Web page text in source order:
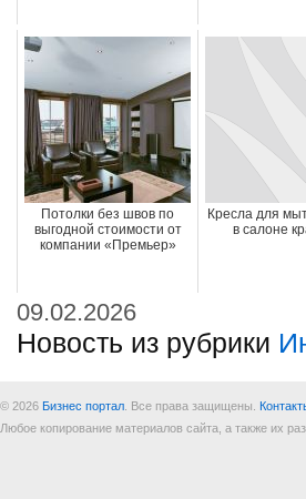
Потолки без швов по
выгодной стоимости от
компании «Премьер»
Кресла для
в салоне
09.02.2026
Новость из рубрики
© 2026 Бизнес портал . Все права защищены.
Любое копирование материалов сайта, а также их